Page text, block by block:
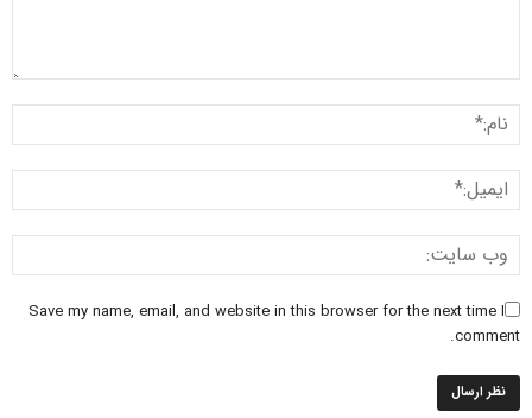
Save my name, email, and website in this browser for the next time I
comment.